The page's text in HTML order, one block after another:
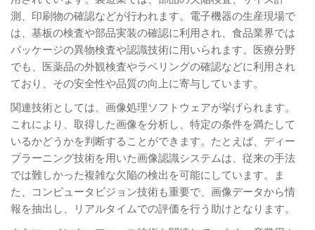
測、印刷物の確認などが行われます。電子機器の生産現場で
は、基板の検査や部品実装の確認に利用され、食品業界では
パッケージの異物検査や認識技術に用いられます。医療分野
でも、医薬品の外観検査やラベリングの確認などに利用され
ており、その安全性や品質の向上に寄与しています。
関連技術としては、画像処理ソフトウェアが挙げられます。
これにより、取得した画像を分析し、特定の条件を満たして
いるかどうかを判断することができます。たとえば、ディー
プラーニング技術を用いた画像認識システムは、従来の手法
では難しかった複雑な欠陥の検出を可能にしています。ま
た、コンピュータビジョン技術も重要で、画像データから情
報を抽出し、リアルタイムでの評価を行う助けとなります。